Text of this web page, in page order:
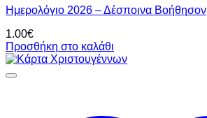
Ημερολόγιο 2026 – Δέσποινα Βοήθησον
1.00€
Προσθήκη στο καλάθι